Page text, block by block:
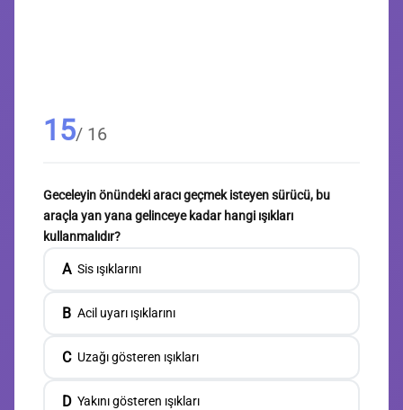
15/ 16
Geceleyin önündeki aracı geçmek isteyen sürücü, bu
araçla yan yana gelinceye kadar hangi ışıkları
kullanmalıdır?
A Sis ışıklarını
B Acil uyarı ışıklarını
C Uzağı gösteren ışıkları
D Yakını gösteren ışıkları